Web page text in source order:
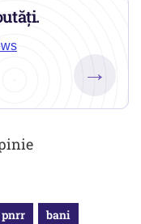
→
pnrr bani